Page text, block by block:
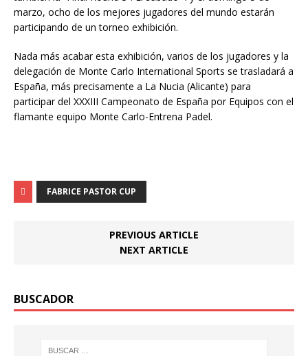
marzo, ocho de los mejores jugadores del mundo estarán
participando de un torneo exhibición.
Nada más acabar esta exhibición, varios de los jugadores y la
delegación de Monte Carlo International Sports se trasladará a
España, más precisamente a La Nucia (Alicante) para
participar del XXXIII Campeonato de España por Equipos con el
flamante equipo Monte Carlo-Entrena Padel.
FABRICE PASTOR CUP
PREVIOUS ARTICLE
NEXT ARTICLE
BUSCADOR